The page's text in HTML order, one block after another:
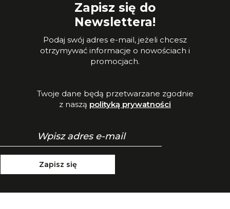
Zapisz się do
Newslettera!
Podaj swój adres e-mail, jeżeli chcesz
otrzymywać informacje o nowościach i
promocjach.
Twoje dane będą przetwarzane zgodnie
z naszą polityką prywatności
Zapisz się